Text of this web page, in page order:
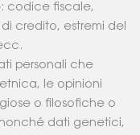
: codice fiscale,
credito, estremi del
personali che
le opinioni
o filosofiche o
dati genetici,